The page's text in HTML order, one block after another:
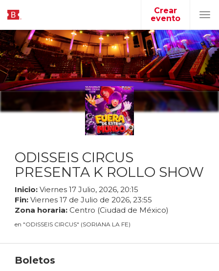
Crear
evento
ODISSEIS CIRCUS
PRESENTA K ROLLO SHOW
Inicio: Viernes 17 Julio, 2026, 20:15
Fin: Viernes 17 de Julio de 2026, 23:55
Zona horaria: Centro (Ciudad de México)
en "ODISSEIS CIRCUS" (SORIANA LA FE)
Boletos